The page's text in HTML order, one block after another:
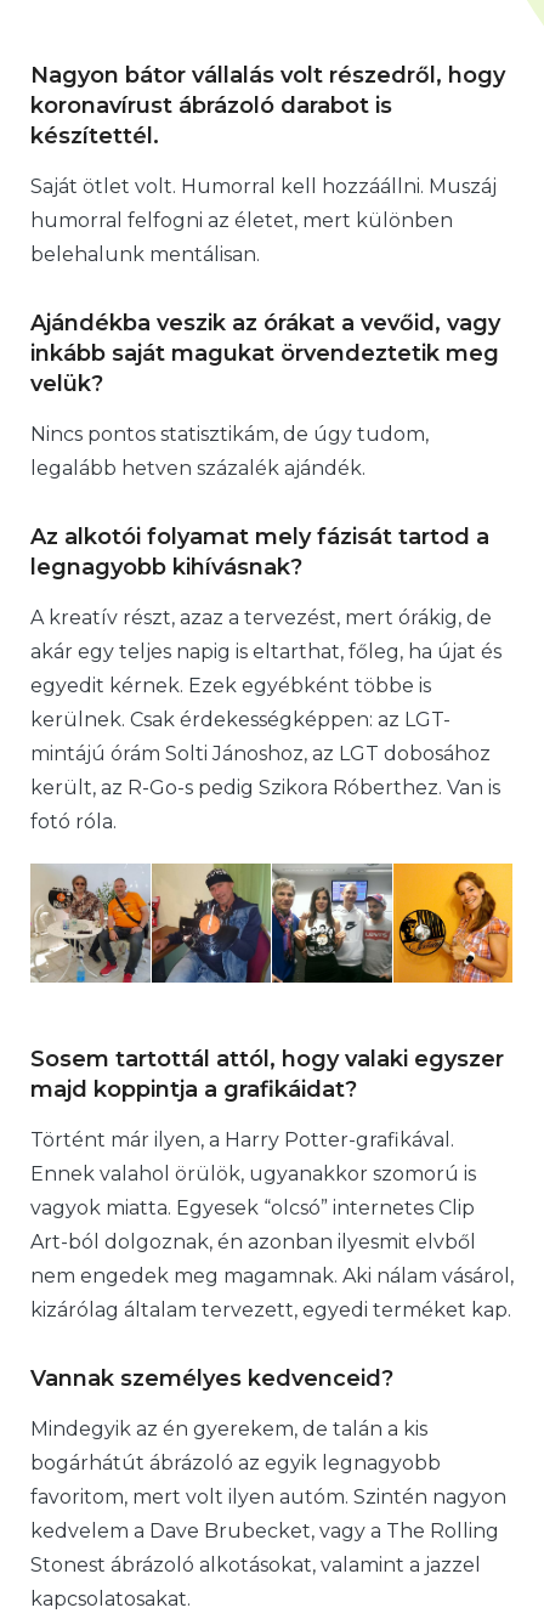
Nagyon bátor vállalás volt részedről, hogy
koronavírust ábrázoló darabot is
készítettél.
Saját ötlet volt. Humorral kell hozzáállni. Muszáj
humorral felfogni az életet, mert különben
belehalunk mentálisan.
Ajándékba veszik az órákat a vevőid, vagy
inkább saját magukat örvendeztetik meg
velük?
Nincs pontos statisztikám, de úgy tudom,
legalább hetven százalék ajándék.
Az alkotói folyamat mely fázisát tartod a
legnagyobb kihívásnak?
A kreatív részt, azaz a tervezést, mert órákig, de
akár egy teljes napig is eltarthat, főleg, ha újat és
egyedit kérnek. Ezek egyébként többe is
kerülnek. Csak érdekességképpen: az LGT-
mintájú órám Solti Jánoshoz, az LGT dobosához
került, az R-Go-s pedig Szikora Róberthez. Van is
fotó róla.
Sosem tartottál attól, hogy valaki egyszer
majd koppintja a grafikáidat?
Történt már ilyen, a Harry Potter-grafikával.
Ennek valahol örülök, ugyanakkor szomorú is
vagyok miatta. Egyesek “olcsó” internetes Clip
Art-ból dolgoznak, én azonban ilyesmit elvből
nem engedek meg magamnak. Aki nálam vásárol,
kizárólag általam tervezett, egyedi terméket kap.
Vannak személyes kedvenceid?
Mindegyik az én gyerekem, de talán a kis
bogárhátút ábrázoló az egyik legnagyobb
favoritom, mert volt ilyen autóm. Szintén nagyon
kedvelem a Dave Brubecket, vagy a The Rolling
Stonest ábrázoló alkotásokat, valamint a jazzel
kapcsolatosakat.